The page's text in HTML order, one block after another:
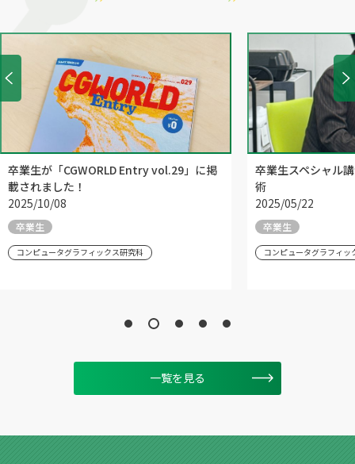
卒業生が「CGWORLD Entry vol.29」に掲
載されました！
2025/10/08
卒業生
コンピュータグラフィックス研究科
卒業生スペシャル
術
2025/05/22
卒業生
コンピュータグラフィッ
一覧を見る